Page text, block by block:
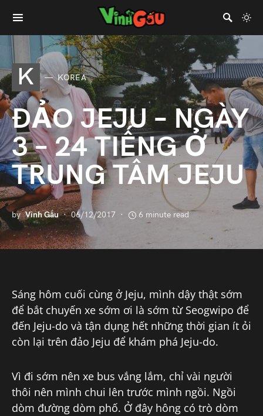
K KOREA
ĐẢO JEJU – NGÀY
3 – 24 TIẾNG Ở
TRUNG TÂM JEJU
by Vinh Gấu 06/12/2017 6 minute read
Sáng hôm cuối cùng ở Jeju, mình dậy thật sớm
để bắt chuyến xe sớm ơi là sớm từ Seogwipo để
đến Jeju-do và tận dụng hết những thời gian ít ỏi
còn lại trên đảo Jeju để khám phá Jeju-do.
Vì đi sớm nên xe bus vắng lắm, chỉ vài người
thôi nên mình chui lên trước mình ngồi. Ngồi
dòm đường dòm phố. Ở đây hông có trò dòm